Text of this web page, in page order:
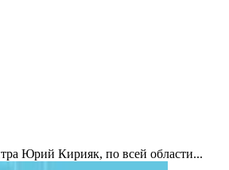
Юрий Кирияк, по всей области...